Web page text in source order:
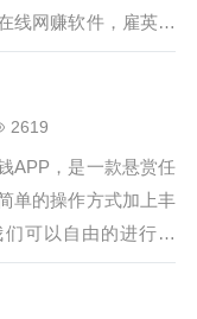
线网赚软件，雇英台
提供了一款全新的在
这里你可以通过手机
零花钱，轻松简单，
雇英台手机赚钱途
钱APP接各种简单任
网页注册任务、关注
认证绑卡任务、好友
2619
APP，是一款悬赏任
单的操作方式加上丰
可以自由的进行选
我们快速的找到适合
自由来提取非常方